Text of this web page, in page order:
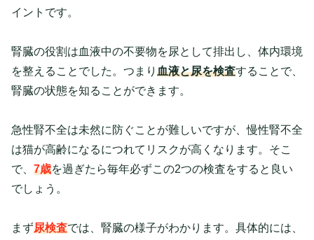
イントです。
腎臓の役割は血液中の不要物を尿として排出し、体内環境
を整えることでした。つまり 血液と尿を検査することで、
腎臓の状態を知ることができます。
急性腎不全は未然に防ぐことが難しいですが、慢性腎不全
は猫が高齢になるにつれてリスクが高くなります。そこ
で、 7歳を過ぎたら毎年必ずこの2つの検査をすると良い
でしょう。
まず尿検査では、腎臓の様子がわかります。具体的には、